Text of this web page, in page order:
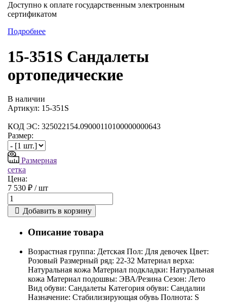
Доступно к оплате государственным электронным
сертификатом
Подробнее
15-351S Сандалеты
ортопедические
В наличии
Артикул: 15-351S
КОД ЭС: 325022154.09000110100000000643
Размер:
Размерная
сетка
Цена:
7 530 ₽ /шт
Добавить в корзину
Описание товара
Возрастная группа: Детская Пол: Для девочек Цвет:
Розовый Размерный ряд: 22-32 Материал верха:
Натуральная кожа Материал подкладки: Натуральная
кожа Материал подошвы: ЭВА/Резина Сезон: Лето
Вид обуви: Сандалеты Категория обуви: Сандалии
Назначение: Стабилизирующая обувь Полнота: S